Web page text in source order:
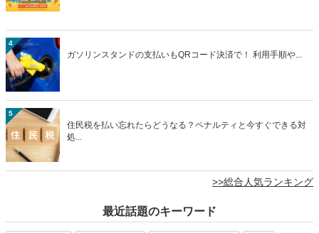
4
ガソリンスタンドの支払いもQRコード決済で！ 利用手順や...
5
住民税を払い忘れたらどうなる？ペナルティと今すぐできる対
処...
>>総合人気ランキング
最近話題のキーワード